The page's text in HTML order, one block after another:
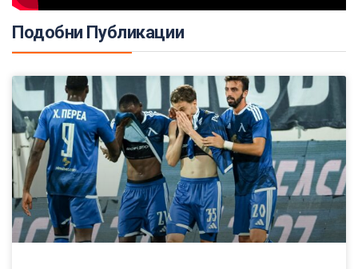
Подобни Публикации